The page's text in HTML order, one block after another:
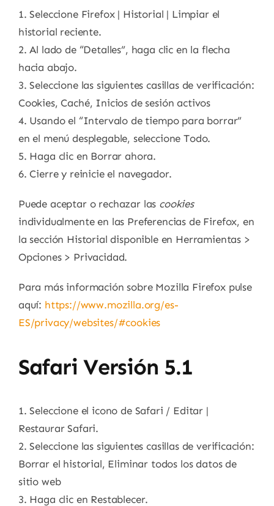
1. Seleccione Firefox | Historial | Limpiar el
historial reciente.
2. Al lado de “Detalles”, haga clic en la flecha
hacia abajo.
3. Seleccione las siguientes casillas de verificación:
Cookies, Caché, Inicios de sesión activos
4. Usando el “Intervalo de tiempo para borrar”
en el menú desplegable, seleccione Todo.
5. Haga clic en Borrar ahora.
6. Cierre y reinicie el navegador.
Puede aceptar o rechazar las cookies
individualmente en las Preferencias de Firefox, en
la sección Historial disponible en Herramientas >
Opciones > Privacidad.
Para más información sobre Mozilla Firefox pulse
aquí: https://www.mozilla.org/es-
ES/privacy/websites/#cookies
Safari Versión 5.1
1. Seleccione el icono de Safari / Editar |
Restaurar Safari.
2. Seleccione las siguientes casillas de verificación:
Borrar el historial, Eliminar todos los datos de
sitio web
3. Haga clic en Restablecer.